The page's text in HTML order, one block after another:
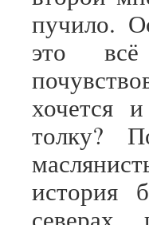
пучило.
это
хочется
толку?
история